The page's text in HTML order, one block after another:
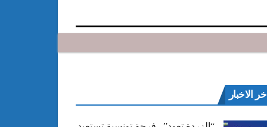
اخر الاخبار